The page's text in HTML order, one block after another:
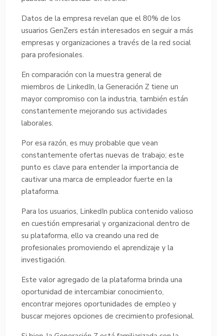
Datos de la empresa revelan que el 80% de los
usuarios GenZers están interesados en seguir a más
empresas y organizaciones a través de la red social
para profesionales.
En comparación con la muestra general de
miembros de LinkedIn, la Generación Z tiene un
mayor compromiso con la industria, también están
constantemente mejorando sus actividades
laborales.
Por esa razón, es muy probable que vean
constantemente ofertas nuevas de trabajo; este
punto es clave para entender la importancia de
cautivar una marca de empleador fuerte en la
plataforma.
Para los usuarios, LinkedIn publica contenido valioso
en cuestión empresarial y organizacional dentro de
su plataforma, ello va creando una red de
profesionales promoviendo el aprendizaje y la
investigación.
Este valor agregado de la plataforma brinda una
oportunidad de intercambiar conocimiento,
encontrar mejores oportunidades de empleo y
buscar mejores opciones de crecimiento profesional.